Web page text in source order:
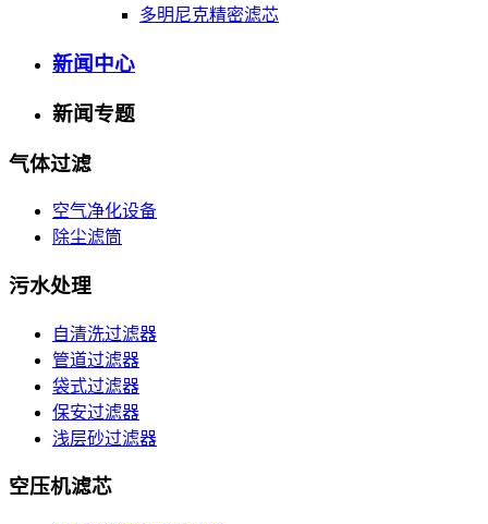
多明尼克精密滤芯
新闻中心
新闻专题
气体过滤
空气净化设备
除尘滤筒
污水处理
自清洗过滤器
管道过滤器
袋式过滤器
保安过滤器
浅层砂过滤器
空压机滤芯